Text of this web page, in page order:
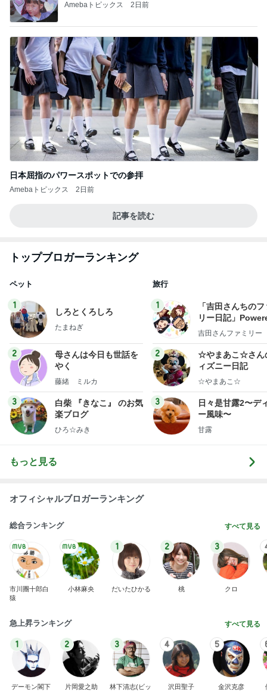
Amebaトピックス 2日前
日本屈指のパワースポットでの参拝
Amebaトピックス 2日前
記事を読む
トップブロガーランキング
ペット
1
しろとくろしろ
たまねぎ
2
母さんは今日も世話を
やく
藤緒 ミルカ
3
白柴 『きなこ』 のお気
楽ブログ
ひろ☆みき
旅行
1
「吉田さんちの
リー日記」
y Ameba 吉田さ
ログ
吉田さんファミリー
2
☆やまあこ☆さん
ィズニー日記
☆やまあこ☆
3
日々是甘露2〜デ
ー風味〜
甘露
もっと見る
オフィシャルブロガーランキング
総合ランキング すべて見る
市川團十郎白
猿
小林麻央
1
だいたひかる
2
桃
3
クロ
急上昇ランキング すべて見る
1
デーモン閣下
2
片岡愛之助
3
林下清志(ビッ
4
沢田聖子
5
金沢克彦